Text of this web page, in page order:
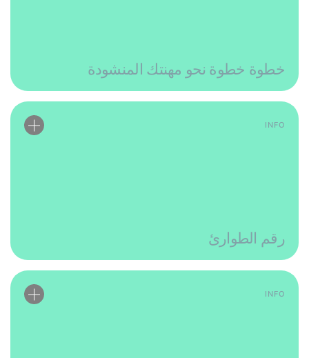
خطوة خطوة نحو مهنتك المنشودة
INFO
رقم الطوارئ
INFO